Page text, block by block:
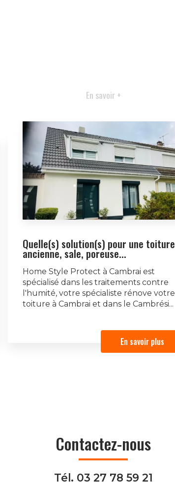
En savoir +
Quelle(s) solution(s) pour une toiture
ancienne, sale, poreuse...
Home Style Protect à Cambrai est
spécialisé dans les traitements contre
l'humité, votre spécialiste rénove votre
toiture à Cambrai et dans le Cambrési...
En savoir plus
Contactez-nous
Tél. 03 27 78 59 21